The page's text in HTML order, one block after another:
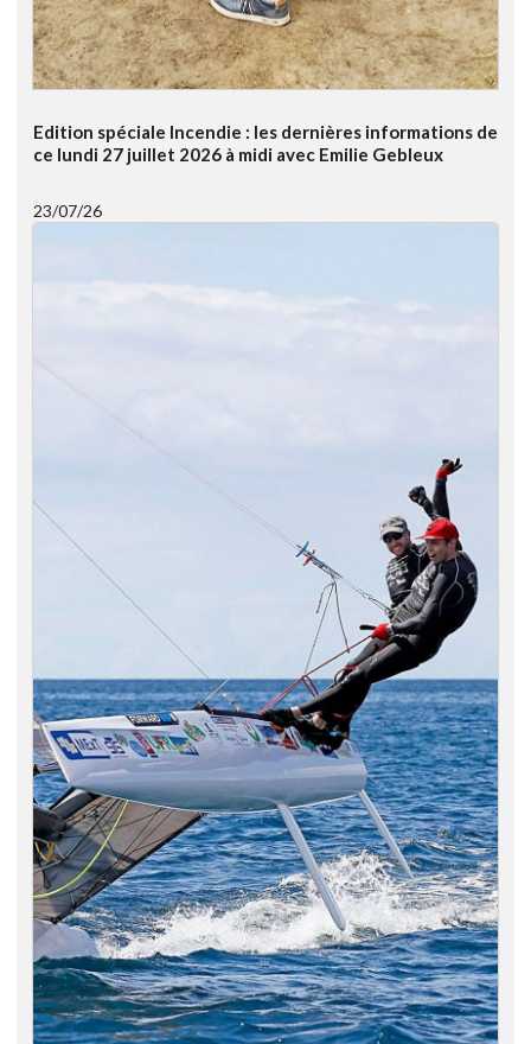
Edition spéciale Incendie : les dernières informations de
ce lundi 27 juillet 2026 à midi avec Emilie Gebleux
23/07/26